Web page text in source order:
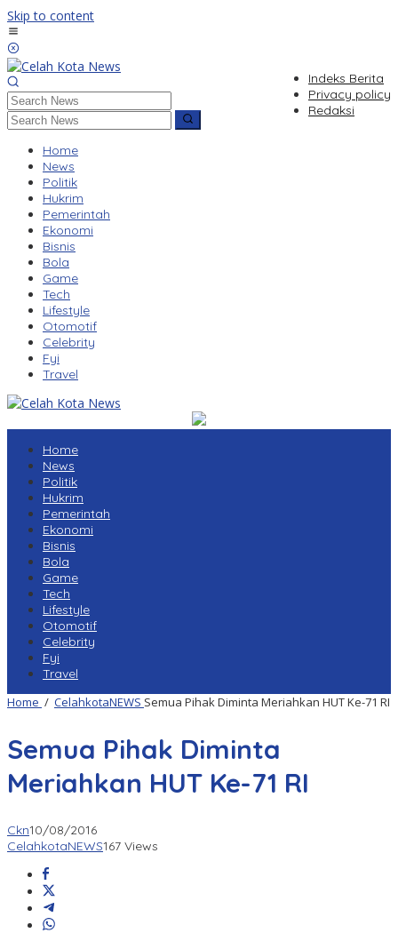
Skip to content
Indeks Berita
Privacy policy
Redaksi
Home
News
Politik
Hukrim
Pemerintah
Ekonomi
Bisnis
Bola
Game
Tech
Lifestyle
Otomotif
Celebrity
Fyi
Travel
Home
News
Politik
Hukrim
Pemerintah
Ekonomi
Bisnis
Bola
Game
Tech
Lifestyle
Otomotif
Celebrity
Fyi
Travel
Home / CelahkotaNEWS Semua Pihak Diminta Meriahkan HUT Ke-71 RI
Semua Pihak Diminta
Meriahkan HUT Ke-71 RI
Ckn10/08/2016
CelahkotaNEWS167 Views